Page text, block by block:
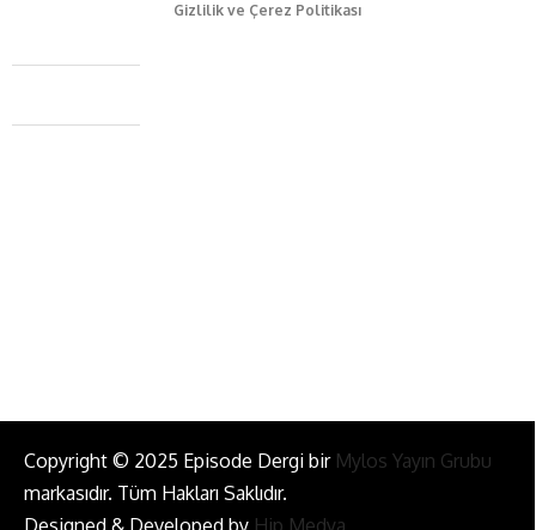
Gizlilik ve Çerez Politikası
Caferağa Mah. Dr. Şakir Paşa Sok. No3/A Kadıköy İstanbul
+90 543 345 46 00
Copyright © 2025 Episode Dergi bir Mylos Yayın Grubu
markasıdır. Tüm Hakları Saklıdır.
Designed & Developed by Hip Medya